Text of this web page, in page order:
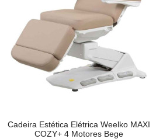
Cadeira Estética Elétrica Weelko MAXI
COZY+ 4 Motores Bege